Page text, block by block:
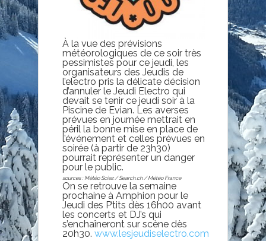
À la vue des prévisions
météorologiques de ce soir très
pessimistes pour ce jeudi, les
organisateurs des Jeudis de
l’electro pris la délicate décision
d’annuler le Jeudi Electro qui
devait se tenir ce jeudi soir à la
Piscine de Evian. Les averses
prévues en journée mettrait en
péril la bonne mise en place de
l’événement et celles prévues en
soirée (à partir de 23h30)
pourrait représenter un danger
pour le public.
sources : Météo Sciez / Search.ch / Météo France
On se retrouve la semaine
prochaine à Amphion pour le
Jeudi des P’tits dès 16h00 avant
les concerts et DJ’s qui
s’enchaîneront sur scène dès
20h30. www.lesjeudiselectro.com